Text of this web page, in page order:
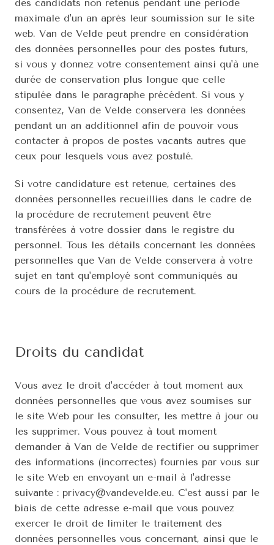
des candidats non retenus pendant une période
maximale d'un an après leur soumission sur le site
web. Van de Velde peut prendre en considération
des données personnelles pour des postes futurs,
si vous y donnez votre consentement ainsi qu'à une
durée de conservation plus longue que celle
stipulée dans le paragraphe précédent. Si vous y
consentez, Van de Velde conservera les données
pendant un an additionnel afin de pouvoir vous
contacter à propos de postes vacants autres que
ceux pour lesquels vous avez postulé.
Si votre candidature est retenue, certaines des
données personnelles recueillies dans le cadre de
la procédure de recrutement peuvent être
transférées à votre dossier dans le registre du
personnel. Tous les détails concernant les données
personnelles que Van de Velde conservera à votre
sujet en tant qu'employé sont communiqués au
cours de la procédure de recrutement.
Droits du candidat
Vous avez le droit d'accéder à tout moment aux
données personnelles que vous avez soumises sur
le site Web pour les consulter, les mettre à jour ou
les supprimer. Vous pouvez à tout moment
demander à Van de Velde de rectifier ou supprimer
des informations (incorrectes) fournies par vous sur
le site Web en envoyant un e-mail à l'adresse
suivante : privacy@vandevelde.eu. C'est aussi par le
biais de cette adresse e-mail que vous pouvez
exercer le droit de limiter le traitement des
données personnelles vous concernant, ainsi que le